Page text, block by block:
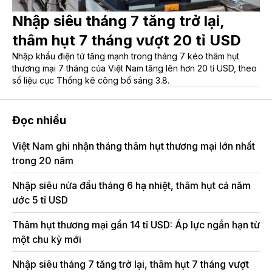
Nhập siêu tháng 7 tăng trở lại,
thâm hụt 7 tháng vượt 20 tỉ USD
Nhập khẩu điện tử tăng mạnh trong tháng 7 kéo thâm hụt
thương mại 7 tháng của Việt Nam tăng lên hơn 20 tỉ USD, theo
số liệu cục Thống kê công bố sáng 3.8.
Đọc nhiều
Việt Nam ghi nhận tháng thâm hụt thương mại lớn nhất
trong 20 năm
Nhập siêu nửa đầu tháng 6 hạ nhiệt, thâm hụt cả năm
ước 5 tỉ USD
Thâm hụt thương mại gần 14 tỉ USD: Áp lực ngắn hạn từ
một chu kỳ mới
Nhập siêu tháng 7 tăng trở lại, thâm hụt 7 tháng vượt